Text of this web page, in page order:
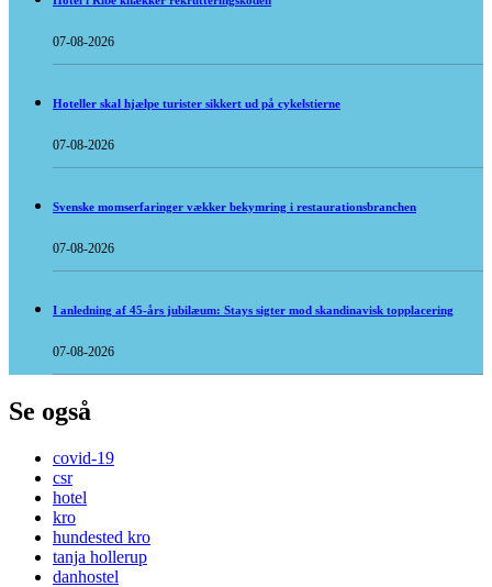
07-08-2026
Hoteller skal hjælpe turister sikkert ud på cykelstierne
07-08-2026
Svenske momserfaringer vækker bekymring i restaurationsbranchen
07-08-2026
I anledning af 45-års jubilæum: Stays sigter mod skandinavisk topplacering
07-08-2026
Se også
covid-19
csr
hotel
kro
hundested kro
tanja hollerup
danhostel